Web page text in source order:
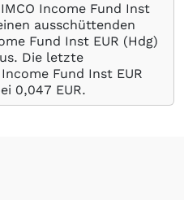
Income Fund Inst
ausschüttenden
Fund Inst EUR (Hdg)
Die letzte
Fund Inst EUR
0,047 EUR.